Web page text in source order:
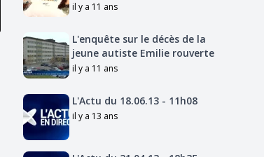
il y a 11 ans
L'enquête sur le décès de la
jeune autiste Emilie rouverte
il y a 11 ans
L'Actu du 18.06.13 - 11h08
il y a 13 ans